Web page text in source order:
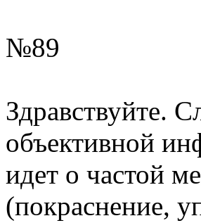
№89
Здравствуйте.
объективной
идет о частой
(покраснение,